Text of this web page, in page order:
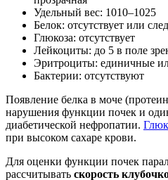
Удельный вес: 1010–1025
Белок: отсутствует или
Глюкоза: отсутствует
Лейкоциты: до 5 в поле
Эритроциты: единичные
Бактерии: отсутствуют
Появление белка в моче
нарушения функции почек и
диабетической нефропатии.
при высоком сахаре крови.
Для оценки функции почек
рассчитывать скорость